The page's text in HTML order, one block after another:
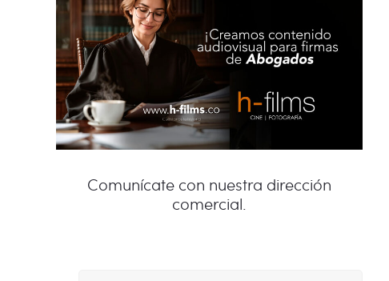
Comunícate con nuestra dirección
comercial.